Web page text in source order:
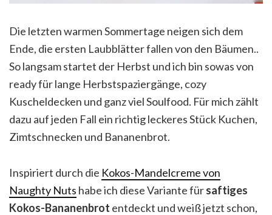
Die letzten warmen Sommertage neigen sich dem
Ende, die ersten Laubblätter fallen von den Bäumen..
So langsam startet der Herbst und ich bin sowas von
ready für lange Herbstspaziergänge, cozy
Kuscheldecken und ganz viel Soulfood. Für mich zählt
dazu auf jeden Fall ein richtig leckeres Stück Kuchen,
Zimtschnecken und Bananenbrot.
Inspiriert durch die Kokos-Mandelcreme von
Naughty Nuts habe ich diese Variante fürsaftiges
Kokos-Bananenbrot entdeckt und weiß jetzt schon,